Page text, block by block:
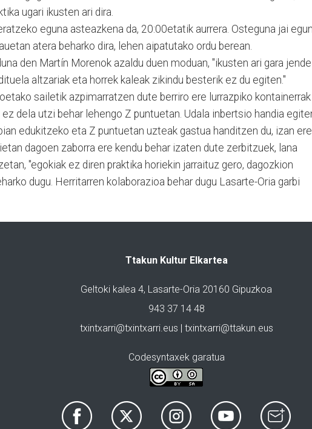
ugari ikusten ari dira.
eguna asteazkena da, 20:00etatik aurrera. Osteguna jai
atera beharko dira, lehen aipatutako ordu berean.
den Martín Morenok azaldu duen moduan, "ikusten ari gara
altzariak eta horrek kaleak zikindu besterik ez du egiten."
sailetik azpimarratzen dute berriro ere lurrazpiko kontainerrak
dela utzi behar lehengo Z puntuetan. Udala inbertsio handia
edukitzeko eta Z puntuetan uzteak gastua handitzen du, izan
dagoen zaborra ere kendu behar izaten dute zerbitzuek, lana
"egokiak ez diren praktika horiekin jarraituz gero, dagozkion
dugu. Herritarren kolaborazioa behar dugu Lasarte-Oria garbi
Ttakun Kultur Elkartea
Geltoki kalea 4, Lasarte-Oria 20160 Gipuzkoa
943 37 14 48
txintxarri@txintxarri.eus | txintxarri@ttakun.eus
Codesyntaxek garatua